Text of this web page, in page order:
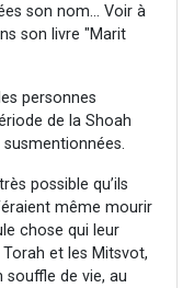
son nom... Voir à
son livre "Marit
personnes
de la Shoah
possible qu’ils
même mourir
chose qui leur
et les Mitsvot,
de vie, au